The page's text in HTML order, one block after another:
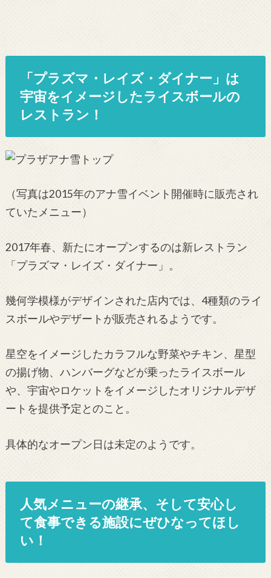
「プラズマ・レイズ・ダイナー」は
宇宙をイメージしたライスボールの
レストラン！
（写真は2015年のアナ雪イベント開催時に販売され
ていたメニュー）
2017年春、新たにオープンするのは新レストラン
「プラズマ・レイズ・ダイナー」。
幾何学模様がデザインされた店内では、4種類のライ
スボールやデザートが販売されるようです。
星空をイメージしたカラフルな野菜やチキン、星型
の揚げ物、ハンバーグなどが乗ったライスボール
や、宇宙やロケットをイメージしたオリジナルデザ
ートを提供予定とのこと。
具体的なオープン日は未定のようです。
人気メニューの継承、そして安心し
て食事できる施設にぜひなってほし
い！